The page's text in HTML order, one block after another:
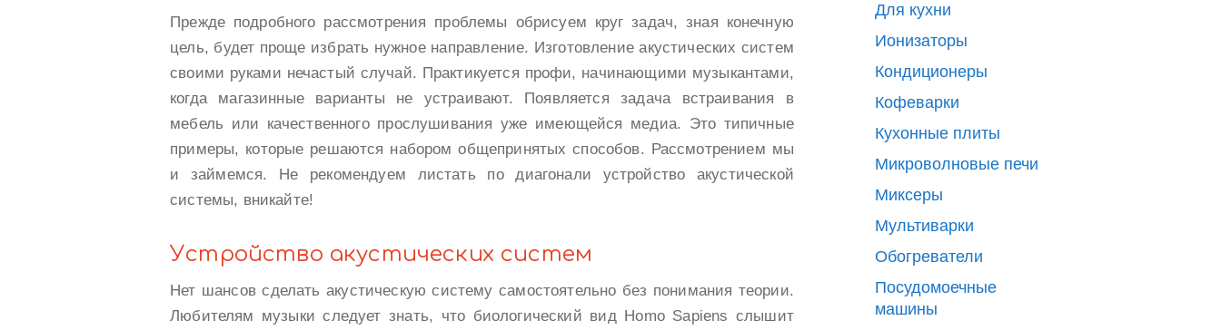
Прежде подробного рассмотрения проблемы обрисуем круг задач, зная конечную
цель, будет проще избрать нужное направление. Изготовление акустических систем
своими руками нечастый случай. Практикуется профи, начинающими музыкантами,
когда магазинные варианты не устраивают. Появляется задача встраивания в
мебель или качественного прослушивания уже имеющейся медиа. Это типичные
примеры, которые решаются набором общепринятых способов. Рассмотрением мы
и займемся. Не рекомендуем листать по диагонали устройство акустической
системы, вникайте!
Устройство акустических систем
Нет шансов сделать акустическую систему самостоятельно без понимания теории.
Любителям музыки следует знать, что биологический вид Homo Sapiens слышит
Для кухни
Ионизаторы
Кондиционеры
Кофеварки
Кухонные плиты
Микроволновые печи
Миксеры
Мультиварки
Обогреватели
Посудомоечные
машины